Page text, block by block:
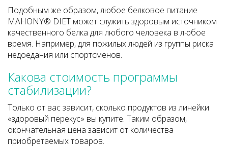
Подобным же образом, любое белковое питание
MAHONY® DIET может служить здоровым источником
качественного белка для любого человека в любое
время. Например, для пожилых людей из группы риска
недоедания или спортсменов.
Какова стоимость программы
стабилизации?
Только от вас зависит, сколько продуктов из линейки
«здоровый перекус» вы купите. Таким образом,
окончательная цена зависит от количества
приобретаемых товаров.